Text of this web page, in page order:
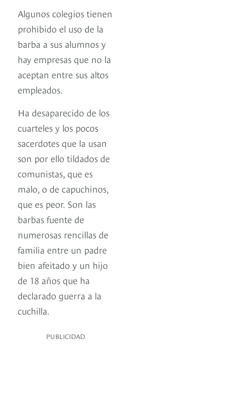
Algunos colegios tienen
prohibido el uso de la
barba a sus alumnos y
hay empresas que no la
aceptan entre sus altos
empleados.
Ha desaparecido de los
cuarteles y los pocos
sacerdotes que la usan
son por ello tildados de
comunistas, que es
malo, o de capuchinos,
que es peor. Son las
barbas fuente de
numerosas rencillas de
familia entre un padre
bien afeitado y un hijo
de 18 años que ha
declarado guerra a la
cuchilla.
PUBLICIDAD